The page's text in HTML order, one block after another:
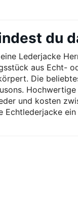
du
Lederjacke
aus Echt-
Die
und kosten
Echtlederjacke